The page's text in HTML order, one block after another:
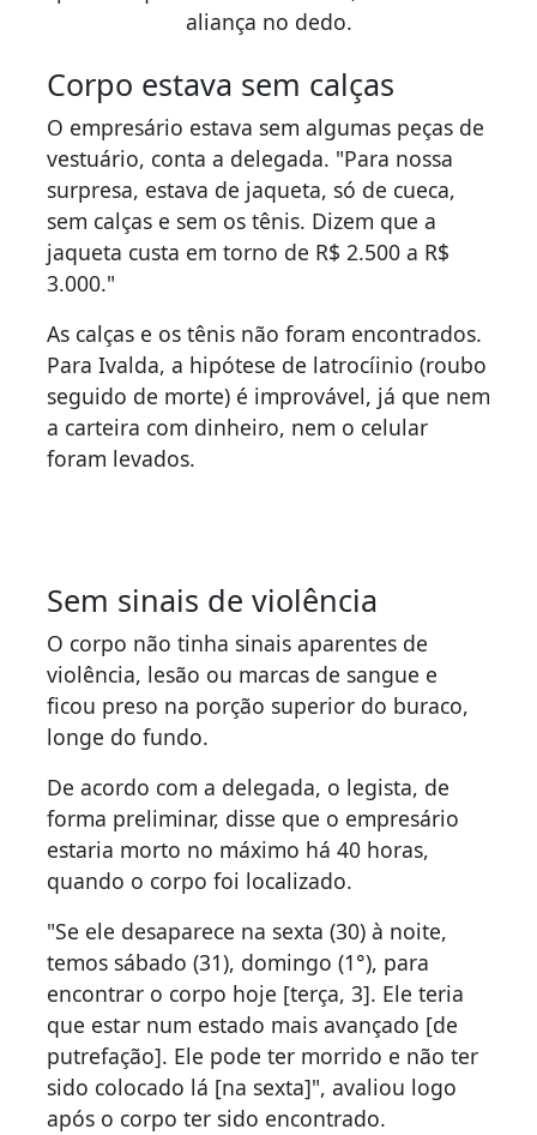
aliança no dedo.
Corpo estava sem calças
O empresário estava sem algumas peças de
vestuário, conta a delegada. "Para nossa
surpresa, estava de jaqueta, só de cueca,
sem calças e sem os tênis. Dizem que a
jaqueta custa em torno de R$ 2.500 a R$
3.000."
As calças e os tênis não foram encontrados.
Para Ivalda, a hipótese de latrocíinio (roubo
seguido de morte) é improvável, já que nem
a carteira com dinheiro, nem o celular
foram levados.
Sem sinais de violência
O corpo não tinha sinais aparentes de
violência, lesão ou marcas de sangue e
ficou preso na porção superior do buraco,
longe do fundo.
De acordo com a delegada, o legista, de
forma preliminar, disse que o empresário
estaria morto no máximo há 40 horas,
quando o corpo foi localizado.
"Se ele desaparece na sexta (30) à noite,
temos sábado (31), domingo (1°), para
encontrar o corpo hoje [terça, 3]. Ele teria
que estar num estado mais avançado [de
putrefação]. Ele pode ter morrido e não ter
sido colocado lá [na sexta]", avaliou logo
após o corpo ter sido encontrado.